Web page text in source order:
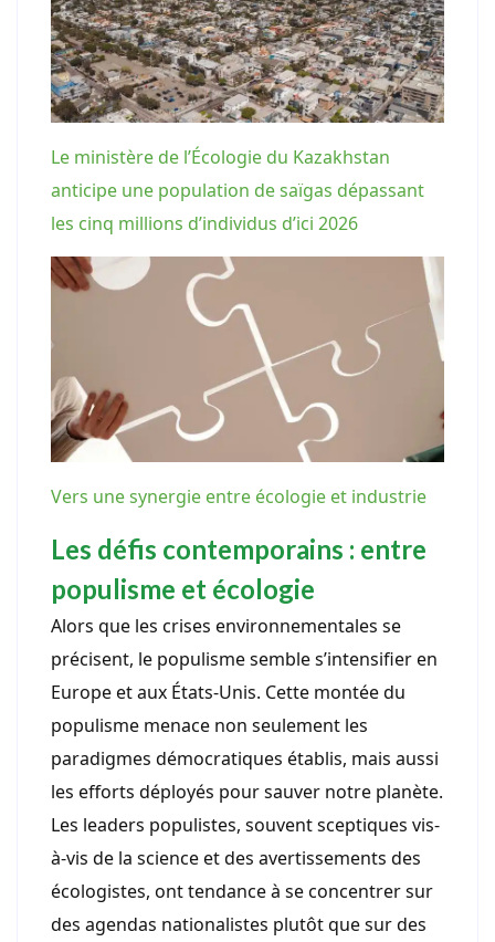
Le ministère de l’Écologie du Kazakhstan
anticipe une population de saïgas dépassant
les cinq millions d’individus d’ici 2026
Vers une synergie entre écologie et industrie
Les défis contemporains : entre
populisme et écologie
Alors que les crises environnementales se
précisent, le populisme semble s’intensifier en
Europe et aux États-Unis. Cette montée du
populisme menace non seulement les
paradigmes démocratiques établis, mais aussi
les efforts déployés pour sauver notre planète.
Les leaders populistes, souvent sceptiques vis-
à-vis de la science et des avertissements des
écologistes, ont tendance à se concentrer sur
des agendas nationalistes plutôt que sur des